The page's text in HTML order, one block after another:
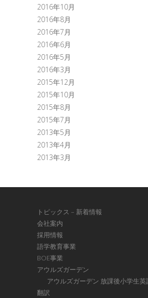
2016年10月
2016年8月
2016年7月
2016年6月
2016年5月
2016年3月
2015年12月
2015年10月
2015年8月
2015年7月
2013年5月
2013年4月
2013年3月
トピックス – 新着情報
会社案内
採用情報
語学教育事業
BOE事業
アウルズガーデン
アウルズガーデン 放課後小学生英
翻訳